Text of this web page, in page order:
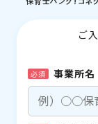
ご
必須 事業所名